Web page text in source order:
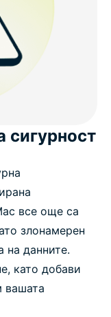
сигурност
все още са
злонамерен
на данните.
като добави
вашата